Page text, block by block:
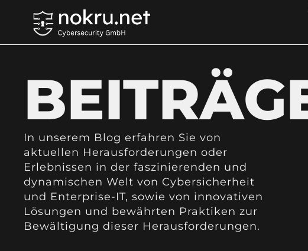
In unserem Blog erfahren Sie von
aktuellen Herausforderungen oder
Erlebnissen in der faszinierenden und
dynamischen Welt von Cybersicherheit
und Enterprise-IT, sowie von innovativen
Lösungen und bewährten Praktiken zur
Bewältigung dieser Herausforderungen.